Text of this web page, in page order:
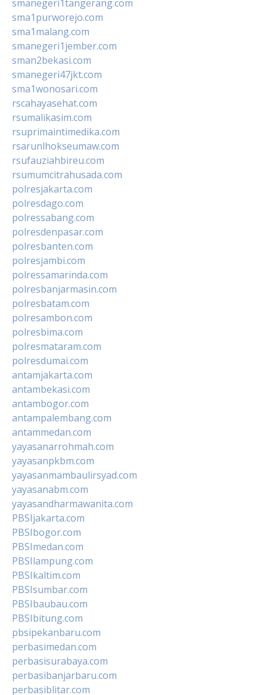
smanegeri1tangerang.com
sma1purworejo.com
sma1malang.com
smanegeri1jember.com
sman2bekasi.com
smanegeri47jkt.com
sma1wonosari.com
rscahayasehat.com
rsumalikasim.com
rsuprimaintimedika.com
rsarunlhokseumaw.com
rsufauziahbireu.com
rsumumcitrahusada.com
polresjakarta.com
polresdago.com
polressabang.com
polresdenpasar.com
polresbanten.com
polresjambi.com
polressamarinda.com
polresbanjarmasin.com
polresbatam.com
polresambon.com
polresbima.com
polresmataram.com
polresdumai.com
antamjakarta.com
antambekasi.com
antambogor.com
antampalembang.com
antammedan.com
yayasanarrohmah.com
yayasanpkbm.com
yayasanmambaulirsyad.com
yayasanabm.com
yayasandharmawanita.com
PBSIjakarta.com
PBSIbogor.com
PBSImedan.com
PBSIlampung.com
PBSIkaltim.com
PBSIsumbar.com
PBSIbaubau.com
PBSIbitung.com
pbsipekanbaru.com
perbasimedan.com
perbasisurabaya.com
perbasibanjarbaru.com
perbasiblitar.com